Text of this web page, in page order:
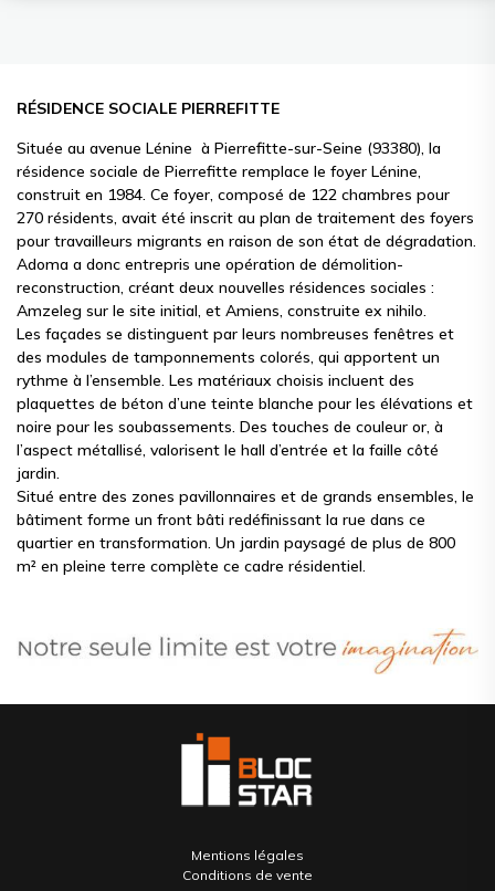
RÉSIDENCE SOCIALE PIERREFITTE
Située au avenue Lénine à Pierrefitte-sur-Seine (93380), la
résidence sociale de Pierrefitte remplace le foyer Lénine,
construit en 1984. Ce foyer, composé de 122 chambres pour
270 résidents, avait été inscrit au plan de traitement des foyers
pour travailleurs migrants en raison de son état de dégradation.
Adoma a donc entrepris une opération de démolition-
reconstruction, créant deux nouvelles résidences sociales :
Amzeleg sur le site initial, et Amiens, construite ex nihilo.
Les façades se distinguent par leurs nombreuses fenêtres et
des modules de tamponnements colorés, qui apportent un
rythme à l’ensemble. Les matériaux choisis incluent des
plaquettes de béton d’une teinte blanche pour les élévations et
noire pour les soubassements. Des touches de couleur or, à
l’aspect métallisé, valorisent le hall d’entrée et la faille côté
jardin.
Situé entre des zones pavillonnaires et de grands ensembles, le
bâtiment forme un front bâti redéfinissant la rue dans ce
quartier en transformation. Un jardin paysagé de plus de 800
m² en pleine terre complète ce cadre résidentiel.
Mentions légales
Conditions de vente